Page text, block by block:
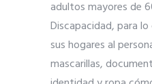
adultos mayores de
Discapacidad, para
sus hogares al
mascarillas,